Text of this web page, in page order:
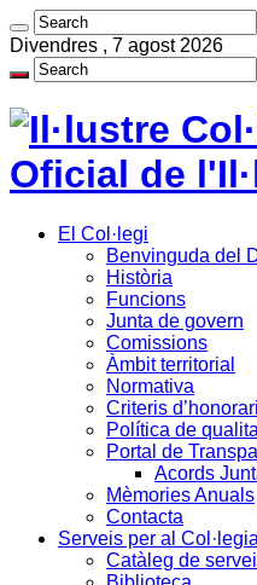
Divendres , 7 agost 2026
Oficial de
El Col·legi
Benvinguda del
Història
Funcions
Junta de govern
Comissions
Àmbit territorial
Normativa
Criteris
Política de
Portal de
Acords
Mèmories Anuals
Contacta
Serveis per al
Catàleg de